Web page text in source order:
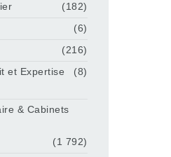
(182)
(6)
(216)
et Expertise
(8)
& Cabinets
(1 792)